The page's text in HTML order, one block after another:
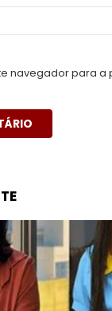
navegador para a